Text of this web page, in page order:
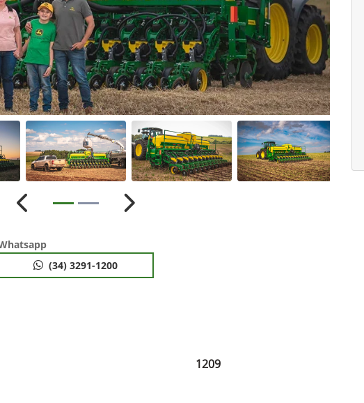
01.components.carousel.texts.control_prev